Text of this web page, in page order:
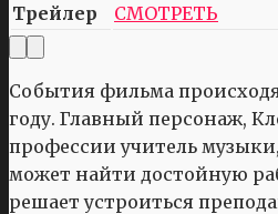
Трейлер
СМОТРЕТЬ
События фильма
году. Главный персонаж,
профессии учитель
может найти достойную
решает устроиться